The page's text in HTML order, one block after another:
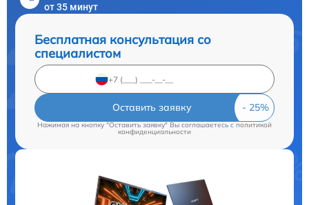
от 35 минут
Бесплатная консультация со
специалистом
Оставить заявку
Нажимая на кнопку "Оставить заявку" Вы соглашаетесь c политикой
конфиденциальности